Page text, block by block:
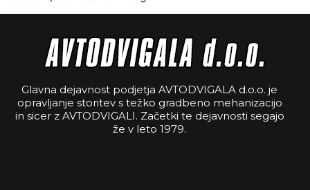
Glavna dejavnost podjetja AVTODVIGALA d.o.o. je
opravljanje storitev s težko gradbeno mehanizacijo
in sicer z AVTODVIGALI. Začetki te dejavnosti segajo
že v leto 1979.